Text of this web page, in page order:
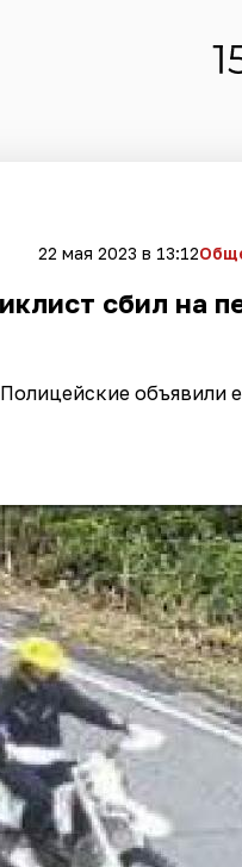
22 мая 2023 в 13:12
сбил на
Полицейские объявили